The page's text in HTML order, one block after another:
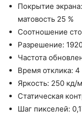
Покрытие
матовость 25 %
Соотношение
Разрешение:
Частота
Время отклика: 4
Яркость: 250 кд/
Статическая
Шаг пикселей: